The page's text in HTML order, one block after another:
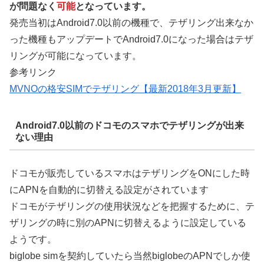
が問題なく 可能となっています。
発売当初はAndroid7.0以前の機種で、テザリング出来なか
った機種もアップデートでAndroid7.0になった場合はテザ
リングが可能になっています。
参考リンク
MVNOの格安SIMでテザリング【最新2018年3月更新】
Android7.0以前のドコモのスマホでテザリングが出来
ない理由
ドコモが販売しているスマホはテザリングをONにした時
にAPNを自動的に切替える設定がされています
ドコモがテザリングの使用状況などを把握するために、テ
ザリングの時に別のAPNに切替えるように設定している
ようです。
biglobe simを契約していたら当然biglobeのAPNでしか使